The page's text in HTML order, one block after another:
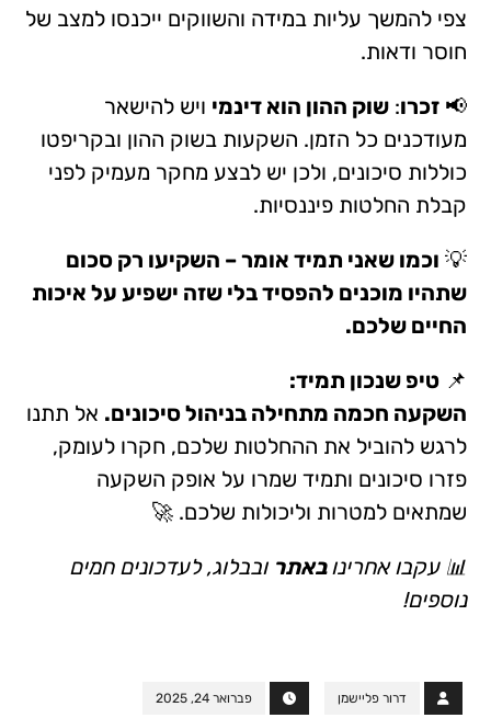
צפי להמשך עליות במידה והשווקים ייכנסו למצב של
חוסר ודאות.
📢זכרו:שוק ההון הוא דינמי ויש להישאר
מעודכנים כל הזמן. השקעות בשוק ההון ובקריפטו
כוללות סיכונים, ולכן יש לבצע מחקר מעמיק לפני
קבלת החלטות פיננסיות.
💡 וכמו שאני תמיד אומר – השקיעו רק סכום
שתהיו מוכנים להפסיד בלי שזה ישפיע על איכות
החיים שלכם.
📌טיפ שנכון תמיד:
השקעה חכמה מתחילה בניהול סיכונים. אל תתנו
לרגש להוביל את ההחלטות שלכם, חקרו לעומק,
פזרו סיכונים ותמיד שמרו על אופק השקעה
שמתאים למטרות וליכולות שלכם. 🚀
📊 עקבו אחרינו באתר ובבלוג, לעדכונים חמים
נוספים!
דרור פליישמן פברואר 24, 2025